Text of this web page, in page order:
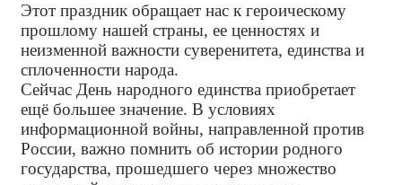
Этот праздник обращает нас к героическому
прошлому нашей страны, ее ценностях и
неизменной важности суверенитета, единства и
сплоченности народа.
Сейчас День народного единства приобретает
ещё большее значение. В условиях
информационной войны, направленной против
России, важно помнить об истории родного
государства, прошедшего через множество